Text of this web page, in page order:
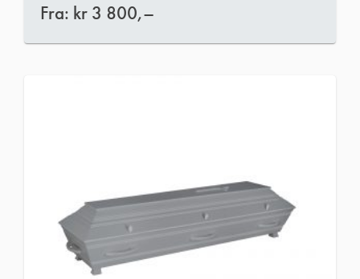
Fra: kr 3 800,–